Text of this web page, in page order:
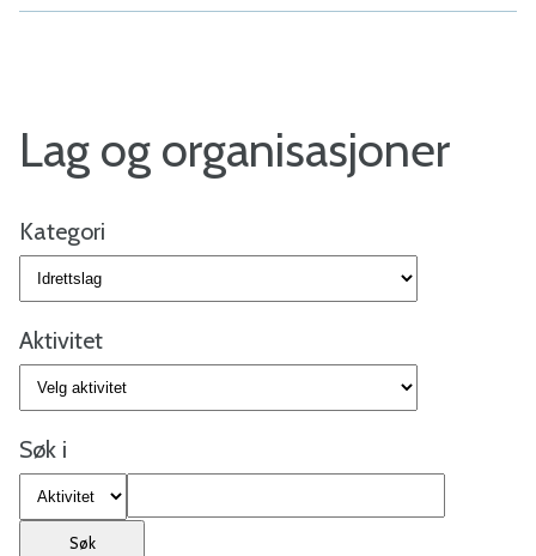
B
n
d
a
l
k
Lag og organisasjoner
Kategori
Aktivitet
Søk i